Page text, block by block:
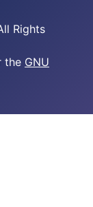
Rights
the GNU